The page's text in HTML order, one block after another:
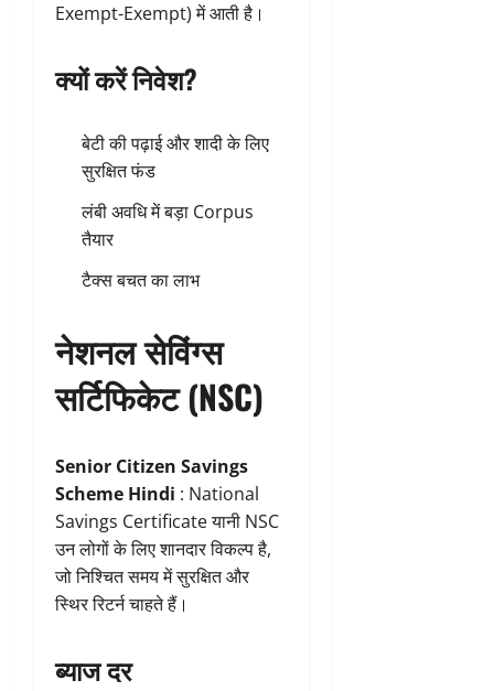
Exempt-Exempt) में आती है।
क्यों करें निवेश?
बेटी की पढ़ाई और शादी के लिए
सुरक्षित फंड
लंबी अवधि में बड़ा Corpus
तैयार
टैक्स बचत का लाभ
नेशनल सेविंग्स
सर्टिफिकेट (NSC)
Senior Citizen Savings
Scheme Hindi : National
Savings Certificate यानी NSC
उन लोगों के लिए शानदार विकल्प है,
जो निश्चित समय में सुरक्षित और
स्थिर रिटर्न चाहते हैं।
ब्याज दर